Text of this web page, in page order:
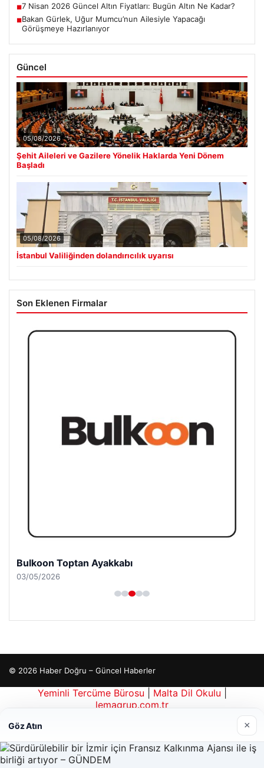
■7 Nisan 2026 Güncel Altın Fiyatları: Bugün Altın Ne Kadar?
■Bakan Gürlek, Uğur Mumcu’nun Ailesiyle Yapacağı
Görüşmeye Hazırlanıyor
Güncel
05/08/2026
Şehit Aileleri ve Gazilere Yönelik Haklarda Yeni Dönem
Başladı
05/08/2026
İstanbul Valiliğinden dolandırıcılık uyarısı
Son Eklenen Firmalar
Bulkoon Toptan Ayakkabı
03/05/2026
© 2026 Haber Doğru – Güncel Haberler
Göz Atın ×
Yeminli Tercüme Bürosu Malta Dil Okulu
lemagrup.com.tr